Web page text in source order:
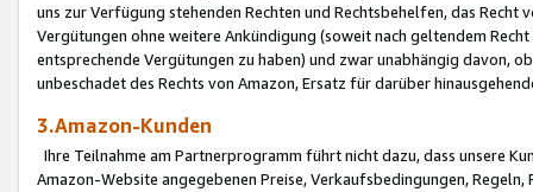
uns zur Verfügung stehenden Rechten und Rechtsbehelfen, das
Vergütungen ohne weitere Ankündigung (soweit nach geltendem
entsprechende Vergütungen zu haben) und zwar unabhängig davon,
unbeschadet des Rechts von Amazon, Ersatz für darüber
3.Amazon-Kunden
Ihre Teilnahme am Partnerprogramm führt nicht dazu, dass unsere
Amazon-Website angegebenen Preise, Verkaufsbedingungen,